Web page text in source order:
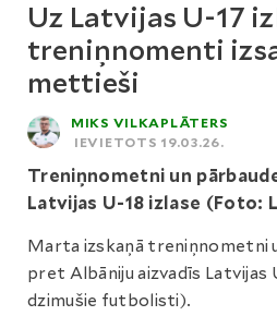
Uz Latvijas U-17
treniņnomenti
mettieši
MIKS VILKAPLĀTERS
IEVIETOTS 19.03.26.
Treniņnometni un
Latvijas U-18 izlase (Foto:
Marta izskaņā treniņnometni
pret Albāniju aizvadīs Latvijas
dzimušie futbolisti).